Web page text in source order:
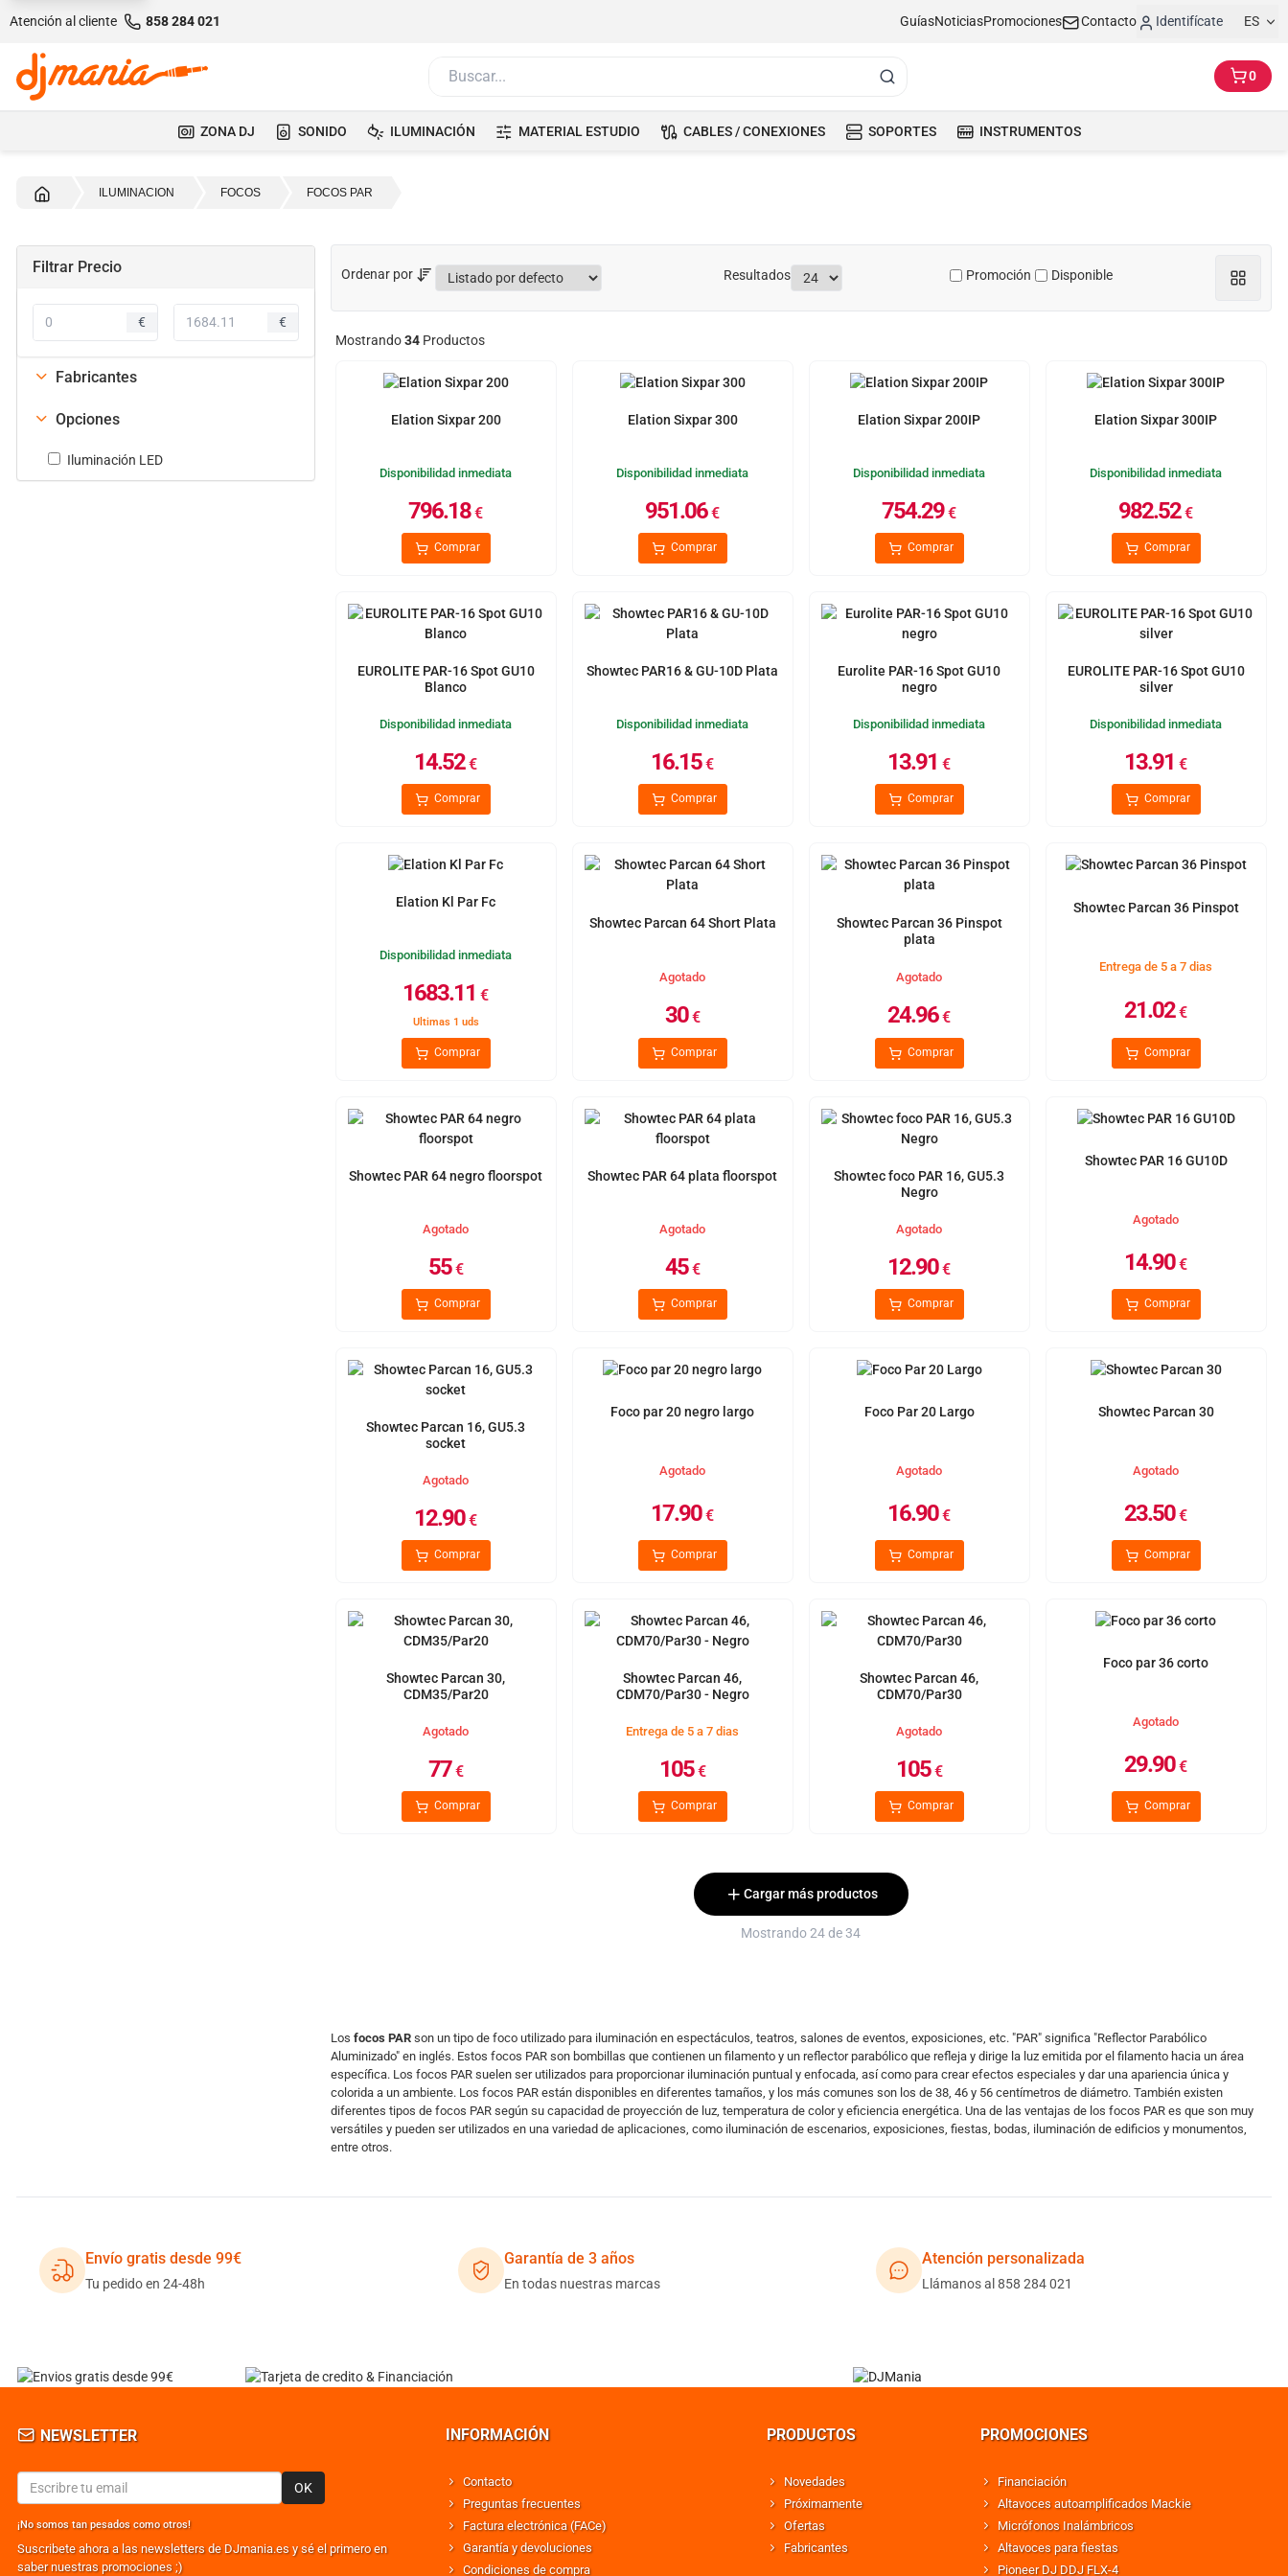
Atención al cliente 858 284 021 GuíasNoticiasPromociones Contacto Identifícate ES
0
ZONA DJ SONIDO ILUMINACIÓN MATERIAL ESTUDIO CABLES / CONEXIONES SOPORTES INSTRUMENTOS
ILUMINACION FOCOS FOCOS PAR
Filtrar Precio
€ €
Fabricantes
Opciones
Iluminación LED
Ordenar por Resultados Promoción Disponible
Mostrando34Productos
Elation Sixpar 200
Disponibilidad inmediata
796.18€
Comprar
Elation Sixpar 300
Disponibilidad inmediata
951.06€
Comprar
Elation Sixpar 200IP
Disponibilidad inmediata
754.29€
Comprar
Elation Sixpar 300IP
Disponibilidad inmediata
982.52€
Comprar
EUROLITE PAR-16 Spot GU10
Blanco
Disponibilidad inmediata
14.52€
Comprar
Showtec PAR16 & GU-10D Plata
Disponibilidad inmediata
16.15€
Comprar
Eurolite PAR-16 Spot GU10
negro
Disponibilidad inmediata
13.91 €
Comprar
EUROLITE PAR-16 Spot GU10
silver
Disponibilidad inmediata
13.91 €
Comprar
Elation Kl Par Fc
Disponibilidad inmediata
1683.11 €
Ultimas 1 uds
Comprar
Showtec Parcan 64 Short Plata
Agotado
30€
Comprar
Showtec Parcan 36 Pinspot
plata
Agotado
24.96€
Comprar
Showtec Parcan 36 Pinspot
Entrega de 5 a 7 dias
21.02€
Comprar
Showtec PAR 64 negro floorspot
Agotado
55€
Comprar
Showtec PAR 64 plata floorspot
Agotado
45€
Comprar
Showtec foco PAR 16, GU5.3
Negro
Agotado
12.90€
Comprar
Showtec PAR 16 GU10D
Agotado
14.90€
Comprar
Showtec Parcan 16, GU5.3
socket
Agotado
12.90€
Comprar
Foco par 20 negro largo
Agotado
17.90€
Comprar
Foco Par 20 Largo
Agotado
16.90€
Comprar
Showtec Parcan 30
Agotado
23.50€
Comprar
Showtec Parcan 30,
CDM35/Par20
Agotado
77€
Comprar
Showtec Parcan 46,
CDM70/Par30 - Negro
Entrega de 5 a 7 dias
105€
Comprar
Showtec Parcan 46,
CDM70/Par30
Agotado
105€
Comprar
Foco par 36 corto
Agotado
29.90€
Comprar
Cargar más productos
Mostrando 24 de 34
Los focos PARson un tipo de foco utilizado para iluminación en espectáculos, teatros, salones de eventos, exposiciones, etc. "PAR" significa "Reflector Parabólico
Aluminizado" en inglés. Estos focos PAR son bombillas que contienen un filamento y un reflector parabólico que refleja y dirige la luz emitida por el filamento hacia un área
específica. Los focos PAR suelen ser utilizados para proporcionar iluminación puntual y enfocada, así como para crear efectos especiales y dar una apariencia única y
colorida a un ambiente. Los focos PAR están disponibles en diferentes tamaños, y los más comunes son los de 38, 46 y 56 centímetros de diámetro. También existen
diferentes tipos de focos PAR según su capacidad de proyección de luz, temperatura de color y eficiencia energética. Una de las ventajas de los focos PAR es que son muy
versátiles y pueden ser utilizados en una variedad de aplicaciones, como iluminación de escenarios, exposiciones, fiestas, bodas, iluminación de edificios y monumentos,
entre otros.
Envío gratis desde 99€
Tu pedido en 24-48h
Garantía de 3 años
En todas nuestras marcas
Atención personalizada
Llámanos al 858 284 021
NEWSLETTER
OK
¡No somos tan pesados como otros!
Suscribete ahora a las newsletters de DJmania.es y sé el primero en
saber nuestras promociones ;)
INFORMACIÓN
Contacto
Preguntas frecuentes
Factura electrónica (FACe)
Garantía y devoluciones
Condiciones de compra
PRODUCTOS
Novedades
Próximamente
Ofertas
Fabricantes
PROMOCIONES
Financiación
Altavoces autoamplificados Mackie
Micrófonos Inalámbricos
Altavoces para fiestas
Pioneer DJ DDJ FLX-4